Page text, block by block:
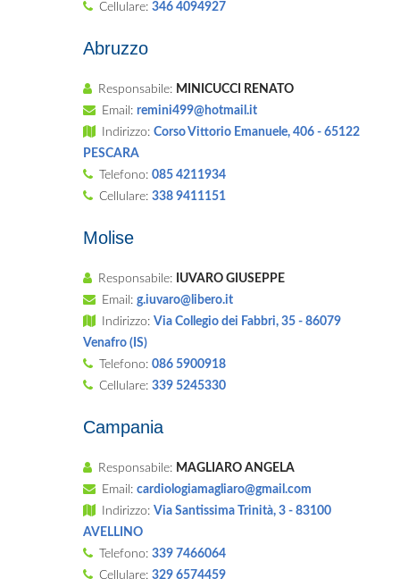
Cellulare: 346 4094927
Abruzzo
Responsabile: MINICUCCI RENATO
Email: remini499@hotmail.it
Indirizzo: Corso Vittorio Emanuele, 406 - 65122
PESCARA
Telefono: 085 4211934
Cellulare: 338 9411151
Molise
Responsabile:
IUVARO GIUSEPPE
Email: g.iuvaro@libero.it
Indirizzo: Via Collegio dei Fabbri, 35 - 86079
Venafro (IS)
Telefono: 086 5900918
Cellulare: 339 5245330
Campania
Responsabile: MAGLIARO ANGELA
Email: cardiologiamagliaro@gmail.com
Indirizzo: Via Santissima Trinità, 3 - 83100
AVELLINO
Telefono: 339 7466064
Cellulare: 329 6574459